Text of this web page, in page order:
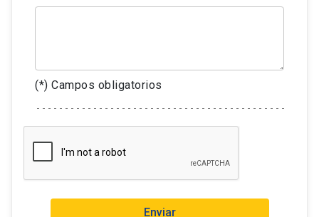
(*) Campos obligatorios
Enviar